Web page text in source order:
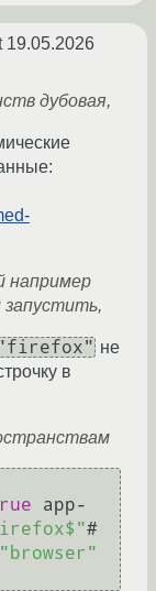
19.05.2026
дубовая,
например
запустить,
"firefox" не
в
app-
#
"browser"